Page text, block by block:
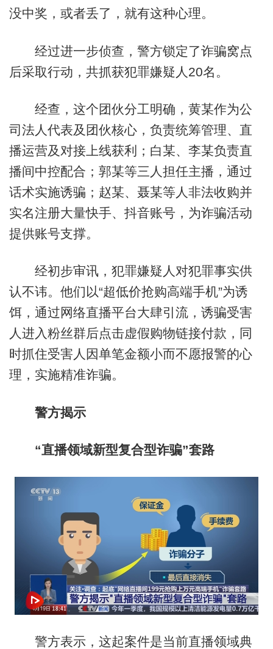
没中奖，或者丢了，就有这种心理。
经过进一步侦查，警方锁定了诈骗窝点
后采取行动，共抓获犯罪嫌疑人20名。
经查，这个团伙分工明确，黄某作为公
司法人代表及团伙核心，负责统筹管理、直
播运营及对接上线获利；白某、李某负责直
播间中控配合；郭某等三人担任主播，通过
话术实施诱骗；赵某、聂某等人非法收购并
实名注册大量快手、抖音账号，为诈骗活动
提供账号支撑。
经初步审讯，犯罪嫌疑人对犯罪事实供
认不讳。他们以“超低价抢购高端手机”为诱
饵，通过网络直播平台大肆引流，诱骗受害
人进入粉丝群后点击虚假购物链接付款，同
时抓住受害人因单笔金额小而不愿报警的心
理，实施精准诈骗。
警方揭示
“直播领域新型复合型诈骗”套路
警方表示，这起案件是当前直播领域典